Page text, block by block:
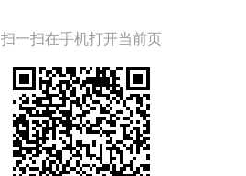
扫一扫在手机打开当前页